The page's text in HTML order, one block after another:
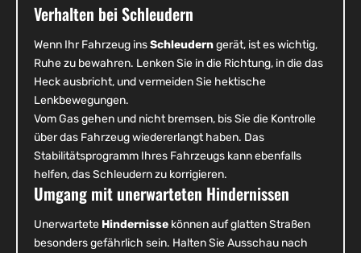
Verhalten bei Schleudern
Wenn Ihr Fahrzeug insSchleuderngerät, ist es wichtig,
Ruhe zu bewahren. Lenken Sie in die Richtung, in die das
Heck ausbricht, und vermeiden Sie hektische
Lenkbewegungen.
Vom Gas gehen und nicht bremsen, bis Sie die Kontrolle
über das Fahrzeug wiedererlangt haben. Das
Stabilitätsprogramm Ihres Fahrzeugs kann ebenfalls
helfen, das Schleudern zu korrigieren.
Umgang mit unerwarteten Hindernissen
Unerwartete Hindernisse können auf glatten Straßen
besonders gefährlich sein. Halten Sie Ausschau nach